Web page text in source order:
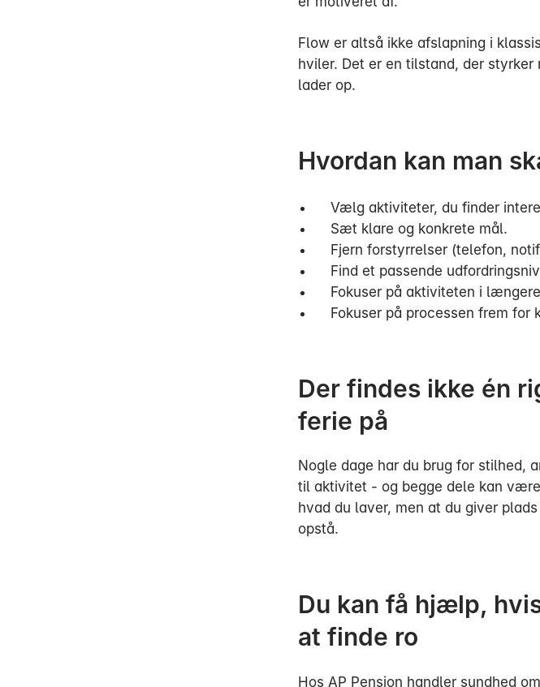
Flow er altså ikke afslapning i
hviler. Det er en tilstand, der
lader op.
Hvordan kan man
Vælg aktiviteter, du finder
Sæt klare og konkrete mål.
Fjern forstyrrelser (telefon,
Find et passende
Fokuser på aktiviteten i
Fokuser på processen frem for
Der findes ikke én
ferie på
Nogle dage har du brug for stilhed,
til aktivitet - og begge dele kan
hvad du laver, men at du giver
opstå.
Du kan få hjælp,
at finde ro
Hos AP Pension handler sundhed